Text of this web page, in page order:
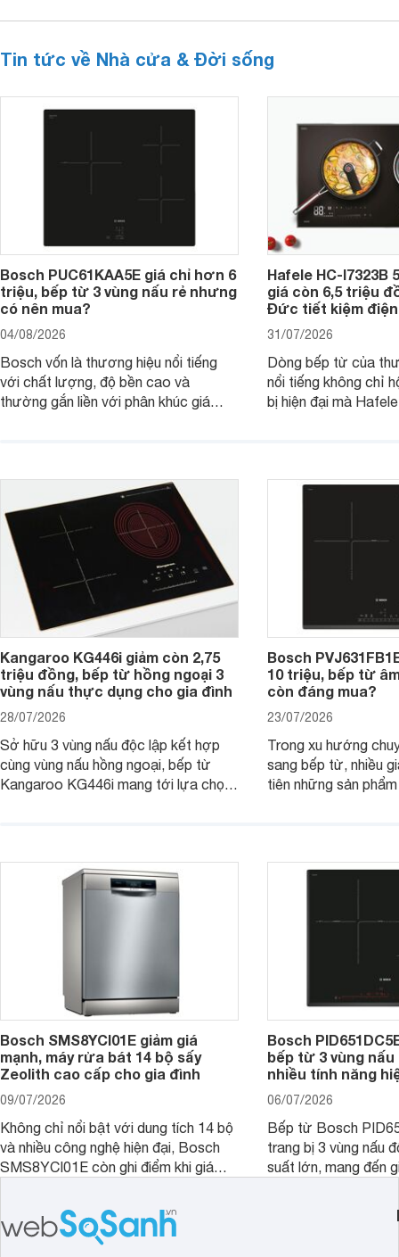
Tin tức về Nhà cửa & Đời sống
Bosch PUC61KAA5E giá chỉ hơn 6
triệu, bếp từ 3 vùng nấu rẻ nhưng
có nên mua?
04/08/2026
Bosch vốn là thương hiệu nổi tiếng
với chất lượng, độ bền cao và
thường gắn liền với phân khúc giá
đơn vị phân phối với mức giá khá dễ
tiếp cận, thu hút sự quan tâm của
nhiều người tiêu dùng.
Hafele HC-I7323B
giá còn 6,5 triệu
Đức tiết kiệm
31/07/2026
Dòng bếp từ của
nổi tiếng không chỉ
bị hiện đại mà
gia đình.
Kangaroo KG446i giảm còn 2,75
triệu đồng, bếp từ hồng ngoại 3
vùng nấu thực dụng cho gia đình
28/07/2026
Sở hữu 3 vùng nấu độc lập kết hợp
cùng vùng nấu hồng ngoại, bếp từ
Kangaroo KG446i mang tới lựa chọn
nhiều cửa hàng, đại lý.
Bosch
10 triệu, bếp từ
còn đáng mua?
23/07/2026
Trong xu hướng
sang bếp từ, nhiều
tiên những sản
mẫu bếp đáp ứng
Bosch SMS8YCI01E giảm giá
mạnh, máy rửa bát 14 bộ sấy
Zeolith cao cấp cho gia đình
09/07/2026
Không chỉ nổi bật với dung tích 14 bộ
và nhiều công nghệ hiện đại, Bosch
SMS8YCI01E còn ghi điểm khi giá
thời điểm mới mở bán, mang lại tỷ lệ
giá trị/chi phí hấp dẫn hơn cho người
dùng đang tìm kiếm một mẫu máy rửa
Bosch
bếp từ 3 vùng
nhiều tính năng
06/07/2026
Bếp từ Bosch
trang bị 3 vùng nấu
suất lớn, mang đến